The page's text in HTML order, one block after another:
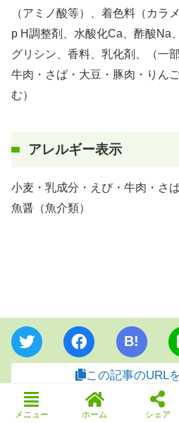
（アミノ酸等）、着色料（カラ
p H調整剤、水酸化Ca、酢酸Na
グリシン、香料、乳化剤、（一
牛肉・さば・大豆・豚肉・りん
む）
アレルギー表示
小麦・乳成分・えび・牛肉・さ
魚醤（魚介類）
B!
この記事のURL
カテゴリー： 食宅便
メニュー ホーム シェア